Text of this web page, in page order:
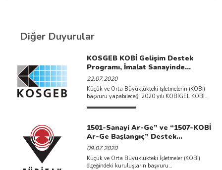
Diğer Duyurular
KOSGEB KOBİ Gelişim Destek
Programı, İmalat Sanayinde
Dijitalleşme Temasıyla İlan
Edilmiştir.
22.07.2020
Küçük ve Orta Büyüklükteki İşletmelerin (KOBİ)
başvuru yapabileceği 2020 yılı KOBİGEL KOBİ
1501-Sanayi Ar-Ge” ve “1507-KOBİ
Ar-Ge Başlangıç” Destek
Programları 2020 Yılı 2. Çağrıları
Açılmıştır.
09.07.2020
Küçük ve Orta Büyüklükteki İşletmeler (KOBİ)
ölçeğindeki kuruluşların başvuru